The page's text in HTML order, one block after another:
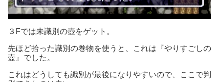
３Fでは未識別の壺をゲット。
先ほど拾った識別の巻物を使うと、これは『やりすごしの
壺』でした。
これはどうしても識別が最後になりやすいので、ここで判